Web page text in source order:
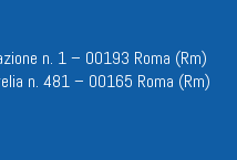
n. 1 – 00193 Roma (Rm)
n. 481 – 00165 Roma (Rm)